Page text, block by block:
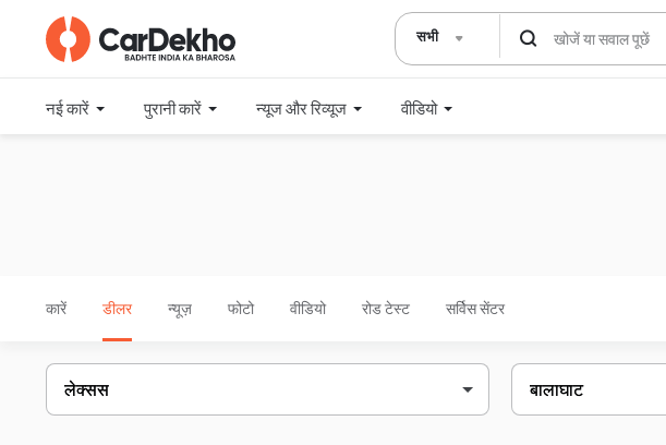
सभी
नई कारें पुरानी कारें न्यूज और रिव्यूज वीडियो
कारें डीलर न्यूज़ फोटो वीडियो रोड टेस्ट सर्विस सेंटर